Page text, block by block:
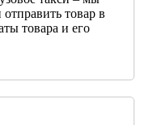
товар в
товара и его